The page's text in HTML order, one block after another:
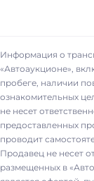
Информация о
«Автоаукционе»,
пробеге, наличии
ознакомительных
не несет
предоставленных
проводит
Продавец не несет
размещенных в